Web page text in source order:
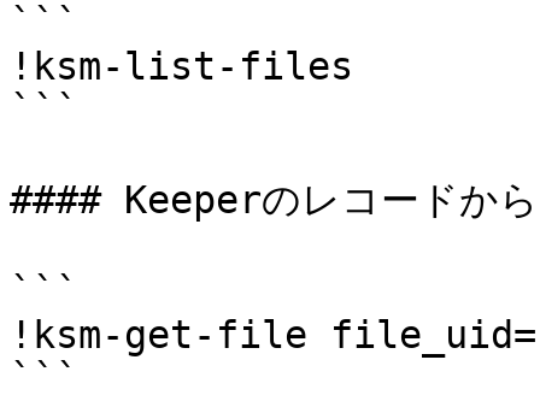
```
!ksm-list-files
```
#### Keeperのレコードか
```
!ksm-get-file
```